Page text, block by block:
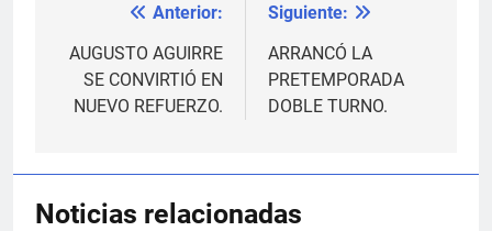
Navegación
de
entradas
Anterior:
AUGUSTO AGUIRRE
SE CONVIRTIÓ EN
NUEVO REFUERZO.
Siguiente:
ARRANCÓ LA
PRETEMPORADA
DOBLE TURNO.
Noticias relacionadas